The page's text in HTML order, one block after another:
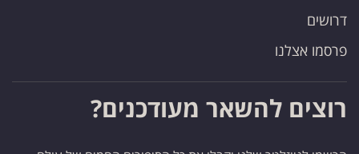
דרושים
פרסמו אצלנו
רוצים להשאר מעודכנים?